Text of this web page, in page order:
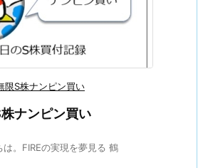
限S株ナンピン買い
ナンピン買い
。FIREの実現を夢見る 鶴